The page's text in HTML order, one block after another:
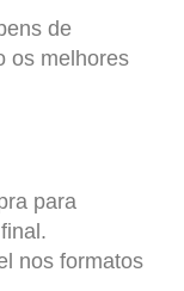
de
os melhores
para
nos formatos